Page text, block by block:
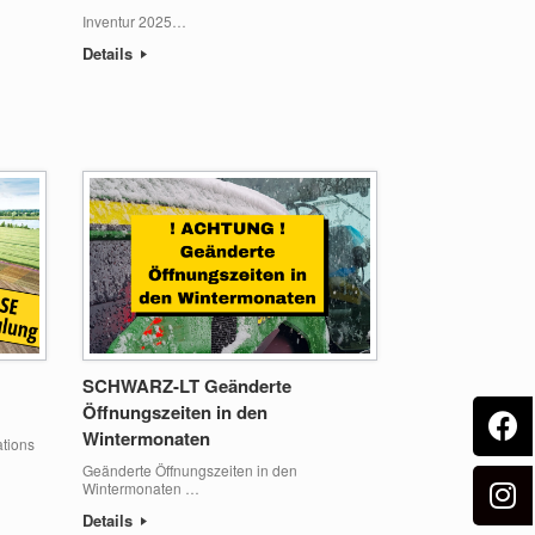
Inventur 2025…
Details
SCHWARZ-LT Geänderte
Öffnungszeiten in den
Wintermonaten
Geänderte Öffnungszeiten in den
Wintermonaten …
Details